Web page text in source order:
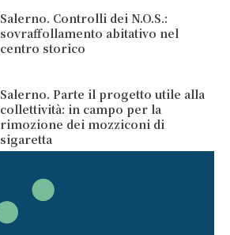
Salerno. Controlli dei N.O.S.:
sovraffollamento abitativo nel
centro storico
Salerno. Parte il progetto utile alla
collettività: in campo per la
rimozione dei mozziconi di
sigaretta